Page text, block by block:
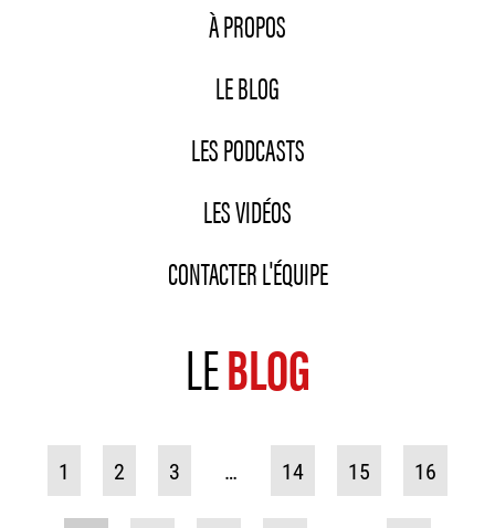
À PROPOS
LE BLOG
LES PODCASTS
LES VIDÉOS
CONTACTER L'ÉQUIPE
LEBLOG
1 2 3 … 14 15 16